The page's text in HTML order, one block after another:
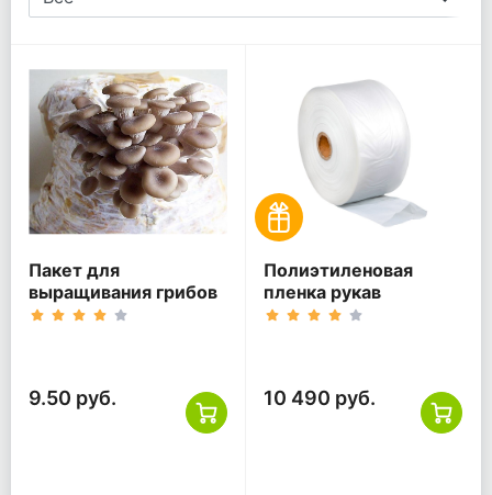
Пакет для
выращивания грибов
9.50 руб.
Полиэтиленовая
пленка рукав
10 490 руб.